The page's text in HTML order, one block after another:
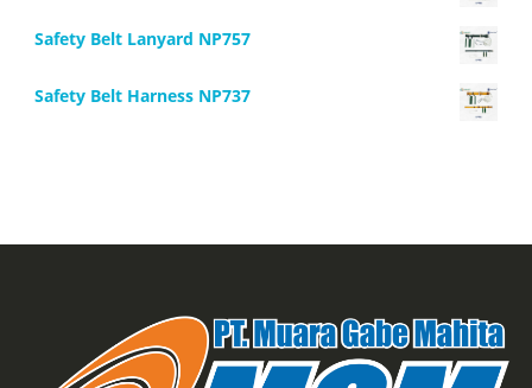
Rp800.000.
Safety Belt Lanyard NP757
Safety Belt Harness NP737